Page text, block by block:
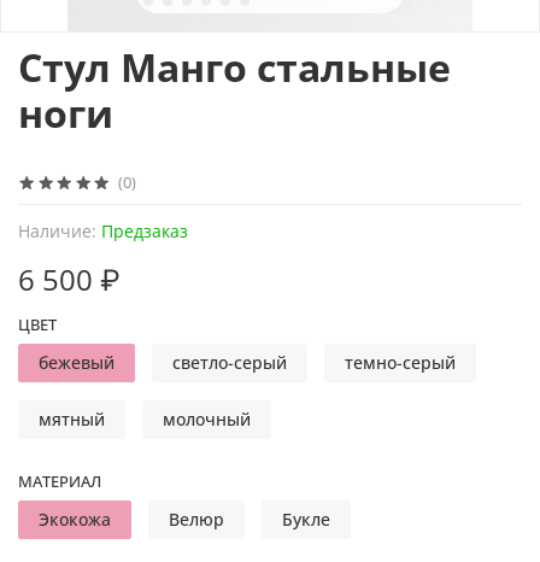
(0)
Наличие: Предзаказ
Стул Манго стальные
ноги
6 500 ₽
ЦВЕТ
бежевый светло-серый темно-серый
мятный молочный
МАТЕРИАЛ
Экокожа Велюр Букле